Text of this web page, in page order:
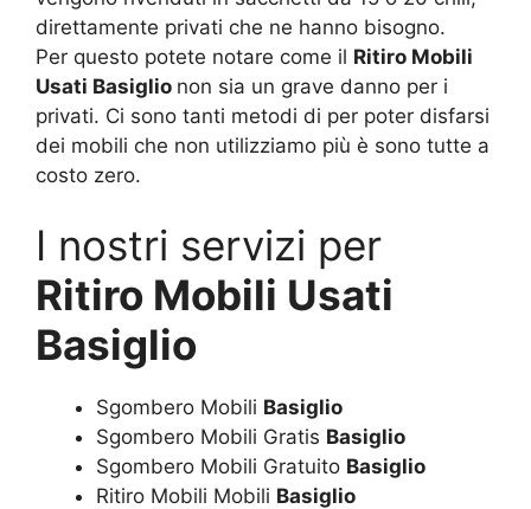
direttamente privati che ne hanno bisogno.
Per questo potete notare come il Ritiro Mobili
Usati Basiglio non sia un grave danno per i
privati. Ci sono tanti metodi di per poter disfarsi
dei mobili che non utilizziamo più è sono tutte a
costo zero.
I nostri servizi per
Ritiro Mobili Usati
Basiglio
Sgombero Mobili Basiglio
Sgombero Mobili Gratis Basiglio
Sgombero Mobili Gratuito Basiglio
Ritiro Mobili Mobili Basiglio